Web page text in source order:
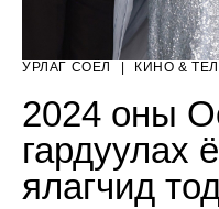
УРЛАГ СОЁЛ КИНО &
2024 оны
гардуулах
ялагчид